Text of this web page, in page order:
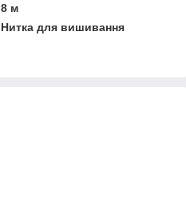
8 м
Нитка для вишивання